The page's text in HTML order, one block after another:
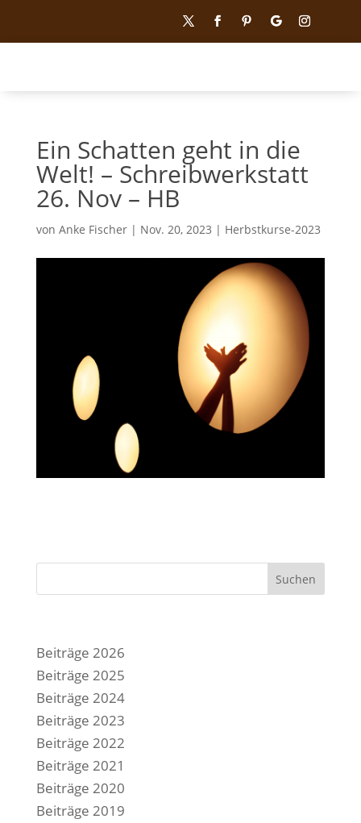
Ein Schatten geht in die
Welt! – Schreibwerkstatt
26. Nov – HB
von Anke Fischer| Nov. 20, 2023 | Herbstkurse-2023
Suchen
Beiträge 2026
Beiträge 2025
Beiträge 2024
Beiträge 2023
Beiträge 2022
Beiträge 2021
Beiträge 2020
Beiträge 2019